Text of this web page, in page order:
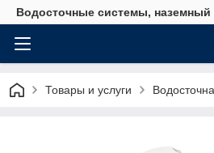
Водосточные системы,
Товары и услуги